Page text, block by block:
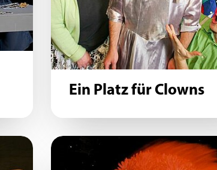
Ein Platz für Clowns